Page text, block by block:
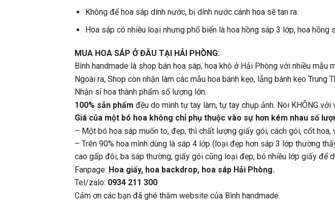
Không để hoa sáp dính nước, bị dính nước cánh hoa sẽ tan ra.
Hoa sáp có nhiều loại nhưng phổ biến là hoa hồng sáp 3 lớp, hoa
MUA HOA SÁP Ở ĐÂU TẠI HẢI PHÒNG:
Bình handmade là shop bán hoa sáp, hoa khô ở Hải Phòng với nhiều mẫu
Ngoài ra, Shop còn nhận làm các mẫu hoa bánh kẹo, lẵng bánh kẹo Trung
Nhận sỉ hoa thành phẩm số lượng lớn.
100% sản phẩm đều do mình tự tay làm, tự tay chụp ảnh. Nói KHÔNG
Giá của một bó hoa không chỉ phụ thuộc vào sự hơn kém nhau số
– Một bó hoa sáp muốn to, đẹp, thì chất lượng giấy gói, cách gói, cốt
– Trên 90% hoa mình dùng là sáp 4 lớp (loại đẹp hơn sáp 3 lớp thường
cao gấp đôi, ba sáp thường; giấy gói cũng loại đẹp, bó nhiều lớp giấy để
Fanpage: Hoa giấy, hoa backdrop, hoa sáp Hải Phòng.
Tel/zalo: 0934 211 300
Cảm ơn các bạn đã ghé thăm website của Bình handmade.